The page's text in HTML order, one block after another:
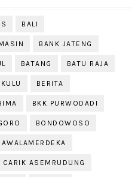
BALI
BANK JATENG
BATANG BATU RAJA
BERITA
BKK PURWODADI
BONDOWOSO
CARIK ASEMRUDUNG